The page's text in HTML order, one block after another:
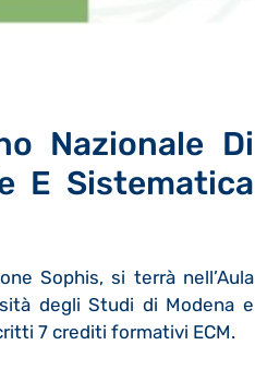
Nazionale Di
E Sistematica
Sophis, si terrà nell’Aula
degli Studi di Modena e
7 crediti formativi ECM.